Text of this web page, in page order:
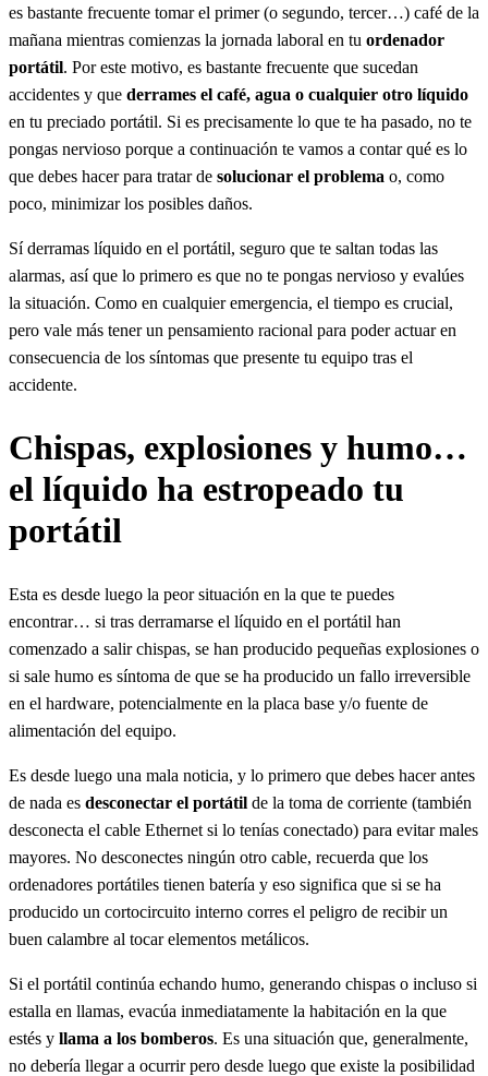
es bastante frecuente tomar el primer (o segundo, tercer…) café de la
mañana mientras comienzas la jornada laboral en tu ordenador
portátil. Por este motivo, es bastante frecuente que sucedan
accidentes y que derrames el café, agua o cualquier otro líquido
en tu preciado portátil. Si es precisamente lo que te ha pasado, no te
pongas nervioso porque a continuación te vamos a contar qué es lo
que debes hacer para tratar de solucionar el problema o, como
poco, minimizar los posibles daños.
Sí derramas líquido en el portátil, seguro que te saltan todas las
alarmas, así que lo primero es que no te pongas nervioso y evalúes
la situación. Como en cualquier emergencia, el tiempo es crucial,
pero vale más tener un pensamiento racional para poder actuar en
consecuencia de los síntomas que presente tu equipo tras el
accidente.
Chispas, explosiones y humo…
el líquido ha estropeado tu
portátil
Esta es desde luego la peor situación en la que te puedes
encontrar… si tras derramarse el líquido en el portátil han
comenzado a salir chispas, se han producido pequeñas explosiones o
si sale humo es síntoma de que se ha producido un fallo irreversible
en el hardware, potencialmente en la placa base y/o fuente de
alimentación del equipo.
Es desde luego una mala noticia, y lo primero que debes hacer antes
de nada es desconectar el portátil de la toma de corriente (también
desconecta el cable Ethernet si lo tenías conectado) para evitar males
mayores. No desconectes ningún otro cable, recuerda que los
ordenadores portátiles tienen batería y eso significa que si se ha
producido un cortocircuito interno corres el peligro de recibir un
buen calambre al tocar elementos metálicos.
Si el portátil continúa echando humo, generando chispas o incluso si
estalla en llamas, evacúa inmediatamente la habitación en la que
estés y llama a los bomberos. Es una situación que, generalmente,
no debería llegar a ocurrir pero desde luego que existe la posibilidad